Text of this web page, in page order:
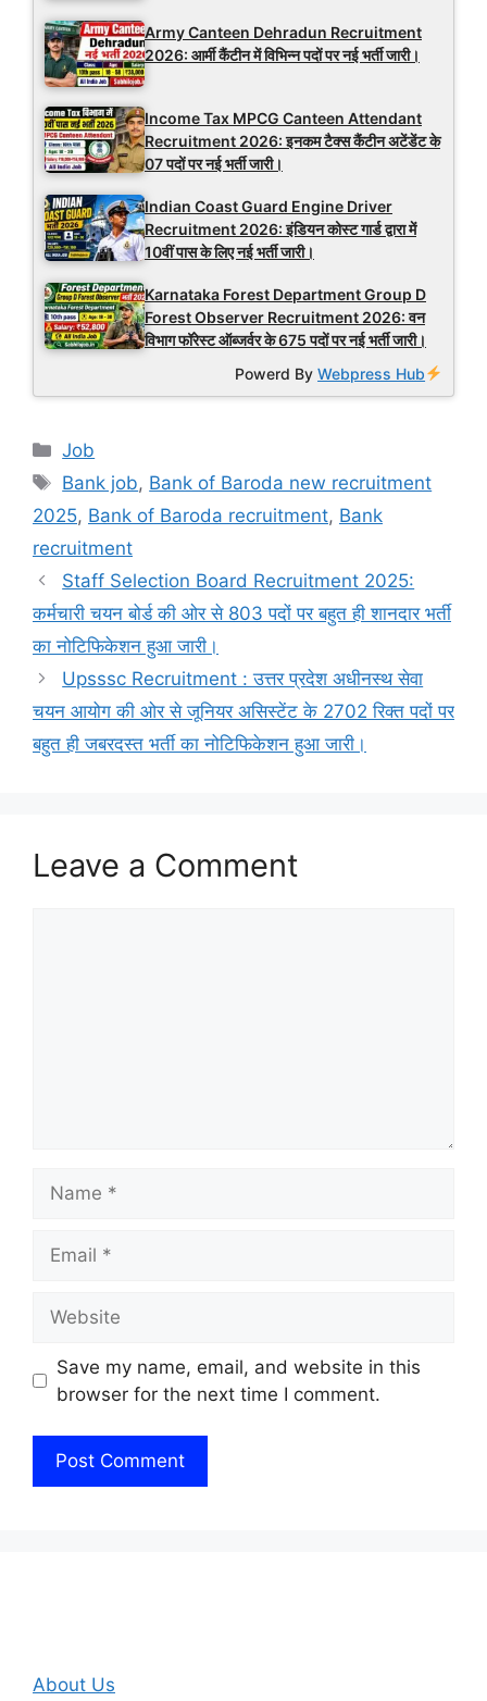
Army Canteen Dehradun Recruitment
2026: आर्मी कैंटीन में विभिन्न पदों पर नई भर्ती जारी।
Income Tax MPCG Canteen Attendant
Recruitment 2026: इनकम टैक्स कैंटीन अटेंडेंट के
07 पदों पर नई भर्ती जारी।
Indian Coast Guard Engine Driver
Recruitment 2026: इंडियन कोस्ट गार्ड द्वारा में
10वीं पास के लिए नई भर्ती जारी।
Karnataka Forest Department Group D
Forest Observer Recruitment 2026: वन
विभाग फॉरेस्ट ऑब्जर्वर के 675 पदों पर नई भर्ती जारी।
Powerd ByWebpress Hub
Categories
Job
Tags
Bank job, Bank of Baroda new recruitment
2025, Bank of Baroda recruitment, Bank
recruitment
Staff Selection Board Recruitment 2025:
कर्मचारी चयन बोर्ड की ओर से 803 पदों पर बहुत ही शानदार भर्ती
का नोटिफिकेशन हुआ जारी।
Upsssc Recruitment : उत्तर प्रदेश अधीनस्थ सेवा
चयन आयोग की ओर से जूनियर असिस्टेंट के 2702 रिक्त पदों पर
बहुत ही जबरदस्त भर्ती का नोटिफिकेशन हुआ जारी।
Leave a Comment
Save my name, email, and website in this
browser for the next time I comment.
About Us